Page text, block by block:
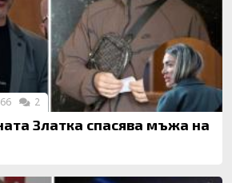
Златка спасява мъжа на
2